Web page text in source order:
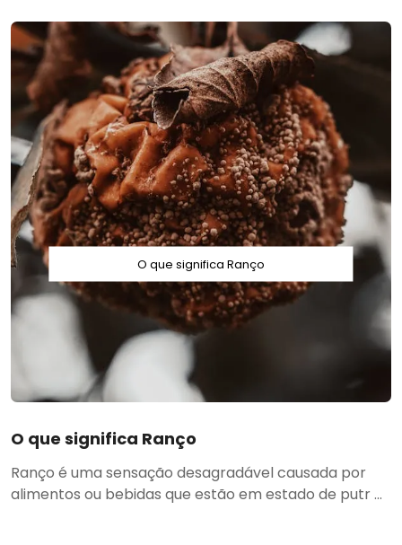
O que significa Ranço
O que significa Ranço
Ranço é uma sensação desagradável causada por
alimentos ou bebidas que estão em estado de putr ...